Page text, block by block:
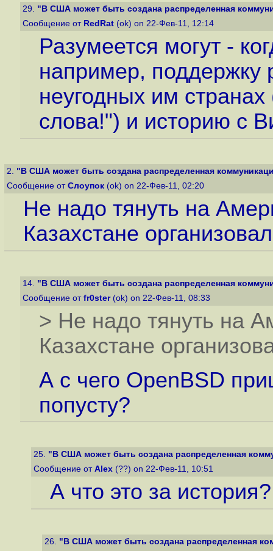
29. "В США может быть создана распределенная
Сообщение от RedRat (ok) on 22-Фев-11, 12:14
Разумеется могут -
например, поддержку
неугодных им
слова!") и историю с
2. "В США может быть создана распределенная
Сообщение от Слоупок (ok) on 22-Фев-11, 02:20
Не надо тянуть на
Казахстане
14. "В США может быть создана распределенная
Сообщение от fr0ster(ok) on 22-Фев-11, 08:33
> Не надо тянуть на
Казахстане
А с чего OpenBSD
попусту?
25. "В США может быть создана распределенная
Сообщение от Alex (??) on 22-Фев-11, 10:51
А что это за история?
26. "В США может быть создана распределенная